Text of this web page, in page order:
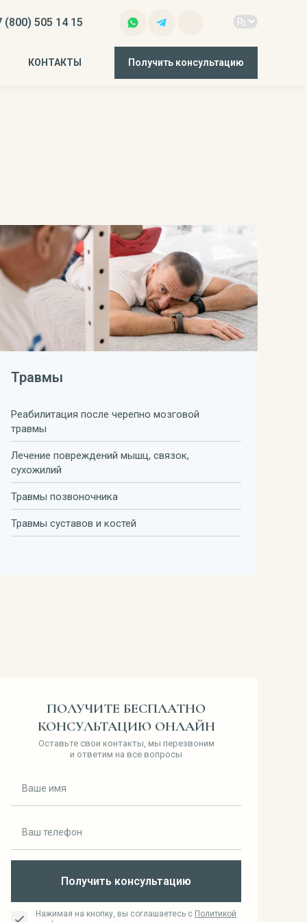
(800) 505 14 15
КОНТАКТЫ Получить консультацию
Травмы
Реабилитация после черепно мозговой
травмы
Лечение повреждений мышц, связок,
сухожилий
Травмы позвоночника
Травмы суставов и костей
ПОЛУЧИТЕ БЕСПЛАТНО
КОНСУЛЬТАЦИЮ ОНЛАЙН
Оставьте свои контакты, мы перезвоним
и ответим на все вопросы
Получить консультацию
Нажимая на кнопку, вы соглашаетесь с Политикой